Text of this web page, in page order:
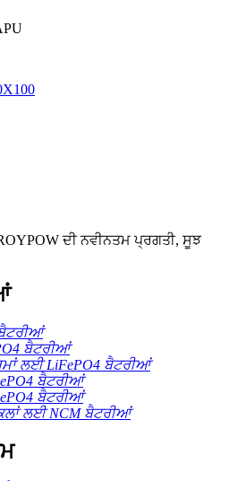
ਦੀ ਨਵੀਨਤਮ ਪ੍ਰਗਤੀ, ਸੂਝ
ਬੈਟਰੀਆਂ
ਲਈ LiFePO4 ਬੈਟਰੀਆਂ
ਬੈਟਰੀਆਂ
ਬੈਟਰੀਆਂ
ਲਈ NCM ਬੈਟਰੀਆਂ